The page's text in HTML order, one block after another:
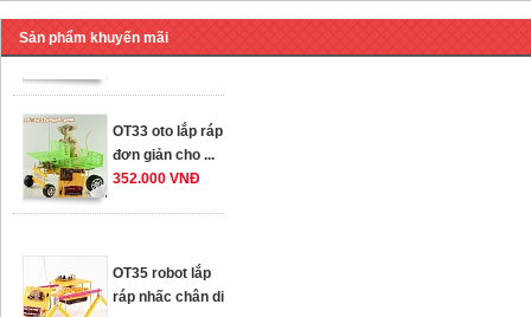
Sản phẩm khuyến mãi
352.000 VNĐ
...
259.000 VNĐ